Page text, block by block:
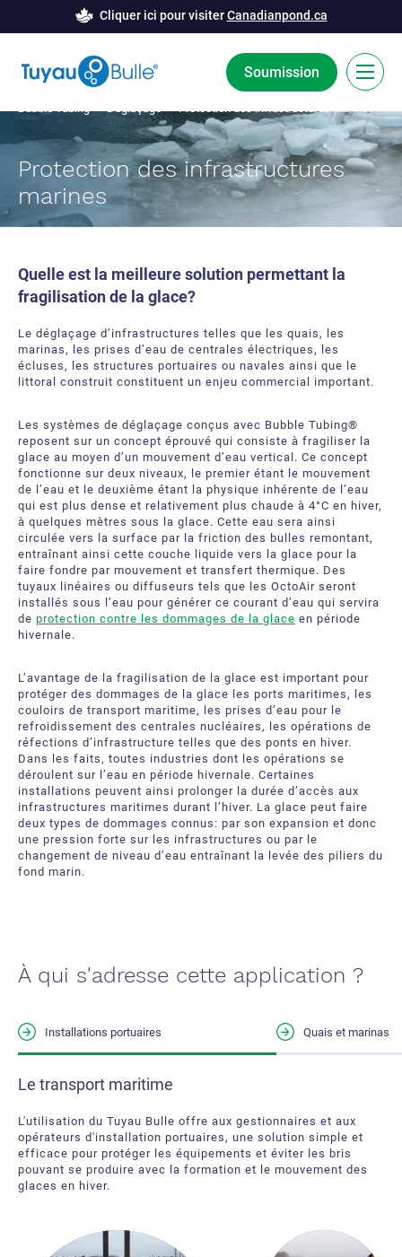
Cliquer ici pour visiterCanadianpond.ca
Soumission
EN
La technologie Bubble Tubing®
Solutions
Déglaçage
Aération
Innovation développement
Bubble Tubing® Technologies
Nouvelles
Ressources
À Propos
Bubble Tubing®
Produits Étang.ca Ltée
Carrières
Notre offre de services
FAQ
Contactez-nous
Bubble Tubing>Déglaçage> Protection des infrastructures marines
Protection des infrastructures
marines
Quelle est la meilleure solution permettant la
fragilisation de la glace?
Le déglaçage d’infrastructures telles que les quais, les
marinas, les prises d’eau de centrales électriques, les
écluses, les structures portuaires ou navales ainsi que le
littoral construit constituent un enjeu commercial important.
Les systèmes de déglaçage conçus avec Bubble Tubing®
reposent sur un concept éprouvé qui consiste à fragiliser la
glace au moyen d’un mouvement d’eau vertical. Ce concept
fonctionne sur deux niveaux, le premier étant le mouvement
de l’eau et le deuxième étant la physique inhérente de l’eau
qui est plus dense et relativement plus chaude à 4°C en hiver,
à quelques mètres sous la glace. Cette eau sera ainsi
circulée vers la surface par la friction des bulles remontant,
entraînant ainsi cette couche liquide vers la glace pour la
faire fondre par mouvement et transfert thermique. Des
tuyaux linéaires ou diffuseurs tels que les OctoAir seront
installés sous l’eau pour générer ce courant d’eau qui servira
de protection contre les dommages de la glace en période
hivernale.
L’avantage de la fragilisation de la glace est important pour
protéger des dommages de la glace les ports maritimes, les
couloirs de transport maritime, les prises d’eau pour le
refroidissement des centrales nucléaires, les opérations de
réfections d’infrastructure telles que des ponts en hiver.
Dans les faits, toutes industries dont les opérations se
déroulent sur l’eau en période hivernale. Certaines
installations peuvent ainsi prolonger la durée d’accès aux
infrastructures maritimes durant l’hiver. La glace peut faire
deux types de dommages connus: par son expansion et donc
une pression forte sur les infrastructures ou par le
changement de niveau d’eau entraînant la levée des piliers du
fond marin.
À qui s'adresse cette application ?
Installations portuaires Quais et marinas
Le transport maritime
L'utilisation du Tuyau Bulle offre aux gestionnaires et aux
opérateurs d'installation portuaires, une solution simple et
efficace pour protéger les équipements et éviter les bris
pouvant se produire avec la formation et le mouvement des
glaces en hiver.
Protection des installations
éviter des bris pouvant être causés par le mouvement des
glaces. Il peut également être économiquement avantageux
d'utiliser le Tuyau Bulle® plutôt que de procéder à la
désinstallation/réinstallation des équipements à l'automne et
au printemps.